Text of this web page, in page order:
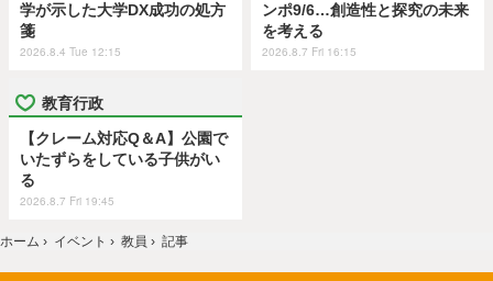
学が示した大学DX成功の処方
箋
2026.8.4 Tue 12:15
ンポ9/6…創造性と探究の未来
を考える
2026.8.7 Fri 16:15
教育行政
【クレーム対応Q＆A】公園で
いたずらをしている子供がい
る
2026.8.7 Fri 19:45
ホーム › イベント › 教員 › 記事